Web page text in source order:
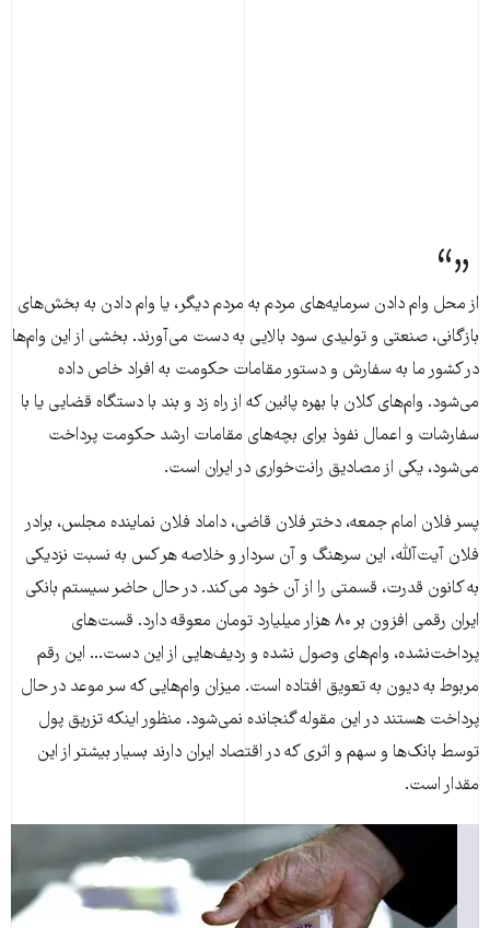
از محل وام دادن سرمایه‌های مردم به مردم دیگر، یا وام دادن به بخش‌های
بازگانی، صنعتی و تولیدی سود بالایی به دست می‌آورند. بخشی از این وام‌ها
در کشور ما به سفارش و دستور مقامات حکومت به افراد خاص داده
می‌شود. وام‌های کلان با بهره پائین که از راه زد و بند با دستگاه قضایی یا با
سفارشات و اعمال نفوذ برای بچه‌های مقامات ارشد حکومت پرداخت
می‌شود، یکی از مصادیق رانت‌خواری در ایران است.
پسر فلان امام جمعه، دختر فلان قاضی، داماد فلان نماینده مجلس، برادر
فلان آیت‌آلله، این سرهنگ و آن سردار و خلاصه هر کس به نسبت نزدیکی
به کانون قدرت، قسمتی را از آن خود می‌کند. در حال حاضر سیستم بانکی
ایران رقمی افزون بر ۸۰ هزار میلیارد تومان معوقه دارد. قست‌های
پرداخت‌نشده، وام‌های وصول نشده و ردیف‌هایی از این دست... این رقم
مربوط به دیون به تعویق افتاده است. میزان وام‌هایی که سر موعد در حال
پرداخت هستند در این مقوله گنجانده نمی‌شود. منظور اینکه تزریق پول
توسط بانک‌ها و سهم و اثری که در اقتصاد ایران دارند بسیار بیشتر از این
مقدار است.